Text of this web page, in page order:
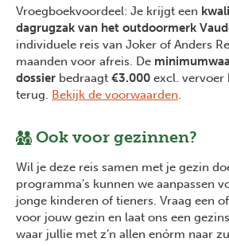
Vroegboekvoordeel: Je krijgt een
dagrugzak van het outdoormerk
individuele reis van Joker of Anders
maanden voor afreis. De
dossier bedraagt €3.000 excl. vervoer
terug. Bekijk de voorwaarden.
Ook voor gezinnen?
Wil je deze reis samen met je gezin
programma’s kunnen we aanpassen
jonge kinderen of tieners. Vraag een
voor jouw gezin en laat ons een
waar jullie met z’n allen enórm naar